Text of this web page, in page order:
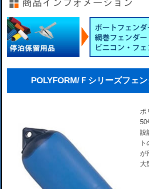
POLYFORM/Ｆシリーズフェ
ポ
50
設
が
大